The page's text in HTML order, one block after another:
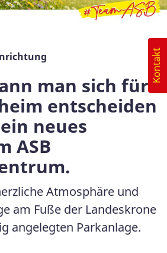
man sich für
entscheiden
neues
ASB
Atmosphäre und
am Fuße der Landeskrone
angelegten Parkanlage.
Kontakt